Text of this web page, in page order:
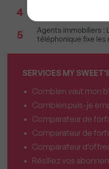
4
Incendies : Quels
5
Agents immobiliers :
téléphonique fixe les
SERVICES MY
Combien vaut mon
Combien puis-je
Comparateur de
Comparateur de
Comparateur
Résiliez vos